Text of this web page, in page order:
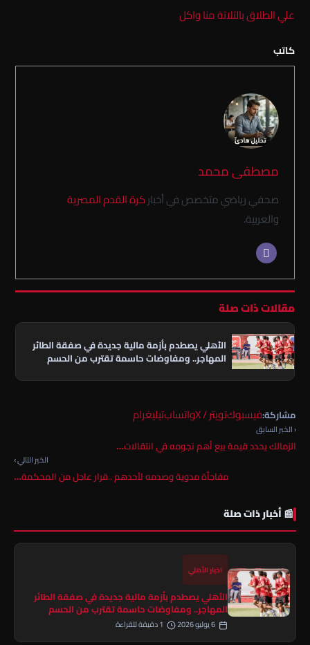
علي الطلاق بالتلاتة منا واكل
كاتب
مصطفى محمد
صحفي رياضي متخصص في أخباركرة القدم المصرية
والعربية.
مقالات ذات صلة
الأهلي يصطدم بأزمة مالية جديدة في صفقة الطائر
المهاجر.. ومفاوضات حاسمة تقترب من الحسم
مشاركة:فيسبوكتويتر / X واتسابتيليغرام
‹ الخبر السابق
الزمالك يحدد قيمة بيع أهم نجومه في انتقالات…
الخبر التالي ›
مفاجأة مدوية وصدمه لأحدهم ..قرار عاجل من المحكمة…
📰 أخبار ذات صلة
اخبار الأهلي
الأهلي يصطدم بأزمة مالية جديدة في صفقة الطائر
المهاجر.. ومفاوضات حاسمة تقترب من الحسم